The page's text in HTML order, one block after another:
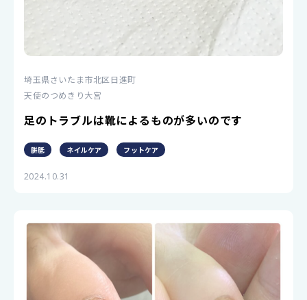
埼玉県さいたま市北区日進町
天使のつめきり大宮
足のトラブルは靴によるものが多いのです
胼胝 ネイルケア フットケア
2024.10.31